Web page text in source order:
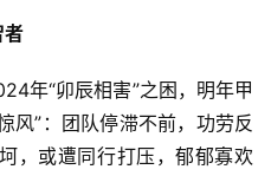
者
年“卯辰相害”之困，明年甲
风”：团队停滞不前，功劳反
，或遭同行打压，郁郁寡欢